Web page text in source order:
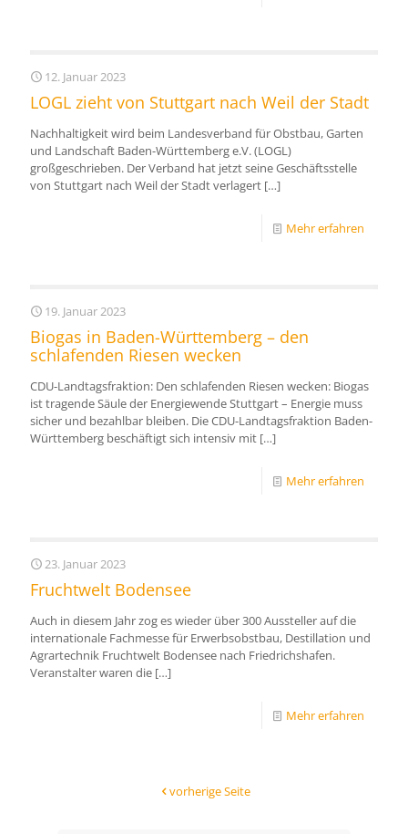
12. Januar 2023
LOGL zieht von Stuttgart nach Weil der Stadt
Nachhaltigkeit wird beim Landesverband für Obstbau, Garten
und Landschaft Baden-Württemberg e.V. (LOGL)
großgeschrieben. Der Verband hat jetzt seine Geschäftsstelle
von Stuttgart nach Weil der Stadt verlagert […]
Mehr erfahren
19. Januar 2023
Biogas in Baden-Württemberg – den
schlafenden Riesen wecken
CDU-Landtagsfraktion: Den schlafenden Riesen wecken: Biogas
ist tragende Säule der Energiewende Stuttgart – Energie muss
sicher und bezahlbar bleiben. Die CDU-Landtagsfraktion Baden-
Württemberg beschäftigt sich intensiv mit […]
Mehr erfahren
23. Januar 2023
Fruchtwelt Bodensee
Auch in diesem Jahr zog es wieder über 300 Aussteller auf die
internationale Fachmesse für Erwerbsobstbau, Destillation und
Agrartechnik Fruchtwelt Bodensee nach Friedrichshafen.
Veranstalter waren die […]
Mehr erfahren
vorherige Seite